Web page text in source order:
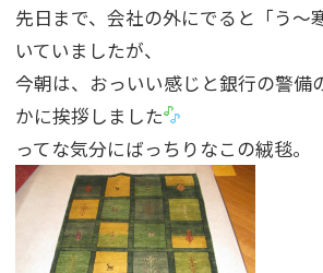
先日まで、会社の外にでると「う〜
いていましたが、
今朝は、おっいい感じと銀行の警備
かに挨拶しました
ってな気分にばっちりなこの絨毯。